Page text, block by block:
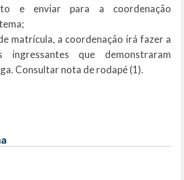
e enviar para a coordenação
matrícula, a coordenação irá fazer a
ingressantes que demonstraram
Consultar nota de rodapé (1).